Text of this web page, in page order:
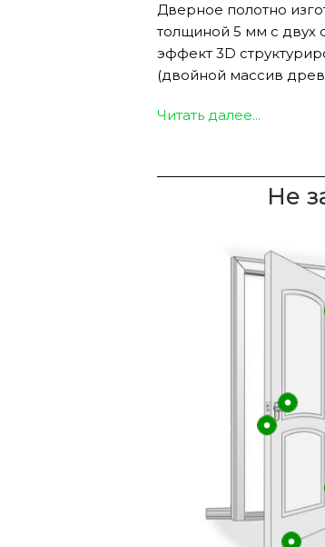
Двери SOFT TOUCH
8 моделей
Дверное полотно
толщиной 5 мм с двух
эффект 3D
(двойной массив
Читать далее...
Не